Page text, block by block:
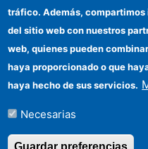
Información
tráfico. Además, compartimos
del sitio web con nuestros
web, quienes pueden
haya proporcionado o que
haya hecho de sus servicios.
Necesarias
Guardar preferencias